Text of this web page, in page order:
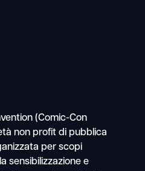
(Comic-Con
non profit di pubblica
per scopi
sensibilizzazione e